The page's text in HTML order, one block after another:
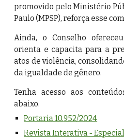
promovido pelo Ministério
Paulo (MPSP), reforça esse
Ainda, o Conselho
orienta e capacita para a
atos de violência,
da igualdade de gênero.
Tenha acesso aos
abaixo.
Portaria 10.952/2024
Revista Interativa -